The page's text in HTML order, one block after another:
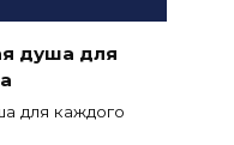
душа для
для каждого